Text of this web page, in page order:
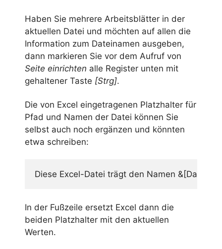
Haben Sie mehrere Arbeitsblätter in der
aktuellen Datei und möchten auf allen die
Information zum Dateinamen ausgeben,
dann markieren Sie vor dem Aufruf von
Seite einrichten alle Register unten mit
gehaltener Taste [Strg].
Die von Excel eingetragenen Platzhalter für
Pfad und Namen der Datei können Sie
selbst auch noch ergänzen und könnten
etwa schreiben:
Diese Excel-Datei trägt den Namen &[Datei]
In der Fußzeile ersetzt Excel dann die
beiden Platzhalter mit den aktuellen
Werten.